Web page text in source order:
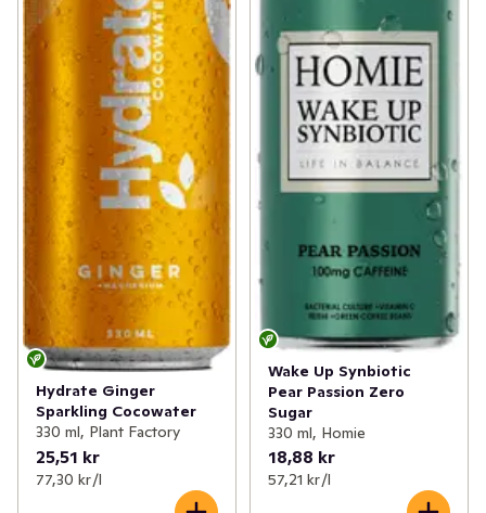
Hydrate Ginger
Sparkling Cocowater
330 ml, Plant Factory
25,51 kr
77,30 kr /l
Wake Up Synbiotic
Pear Passion Zero
Sugar
330 ml, Homie
18,88 kr
57,21 kr /l